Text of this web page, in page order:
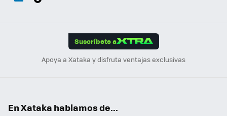
Suscríbete a
Apoya a Xataka y disfruta ventajas exclusivas
En Xataka hablamos de...